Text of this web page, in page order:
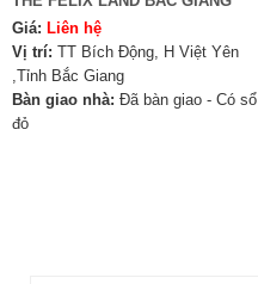
Giá: Liên hệ
Vị trí: TT Bích Động, H Việt Yên
,Tỉnh Bắc Giang
Bàn giao nhà: Đã bàn giao - Có sổ
đỏ